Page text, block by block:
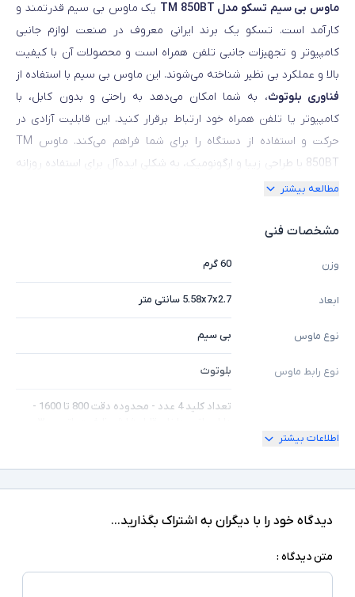
ماوس بی سیم تسکو مدل TM 850BT
یک ماوس بی سیم قدرتمند و
کارآمد است. تسکو یک برند ایرانی معروف در صنعت لوازم جانبی
کامپیوتر و تجهیزات جانبی تلفن همراه است و محصولات آن با کیفیت
بالا و عملکرد بی‌ نظیر شناخته می‌شوند. این ماوس بی سیم با استفاده از
فناوری بلوتوث، به شما امکان می‌دهد به راحتی و بدون کابل، با
کامپیوتر یا تلفن همراه خود ارتباط برقرار کنید. این قابلیت آزادی در
حرکت و استفاده از دستگاه را برای شما فراهم می‌کند. ماوس TM
850BT با طراحی زیبا و ارگونومیک، به شکلی ایده‌آل برای استفاده روزانه
طراحی شده است. طراحی مناسب دست و قرارگیری دکمه‌ها در جایگاه
تر می‌کند. این ماوس با حسگر دقیق و حرکت بی‌درنگ، حساسیت بالا را
است که شما می‌توانید آن‌ها را برنامه‌ ریزی کنید. علاوه بر این، ماوس
TM 850BT دارای باتری قوی است که امکان استفاده طولانی مدت را
بدون نیاز به تعویض باتری فراهم می‌کند. با استفاده از ماوس بی سیم
تسکو مدل TM 850BT، تجربه کار با کامپیوتر و تبلت خود را بهبود
دهید. با حرکات دقیق و صحیح، می‌توانید کارهای روزمره خود را با
سیستم‌عامل‌ها، شما می‌توانید به راحتی این ماوس را با اکثر
مطالعه بیشتر
مشخصات فنی
وزن 60 گرم
ابعاد 5.58x7x2.7 سانتی متر
نوع ماوس بی سیم
نوع رابط ماوس بلوتوث
تعداد کلید 4 عدد - محدوده دقت 800 تا 1600 -
- سازگار با سیستم عامل های
Windows/Mac/iOS/Android - مدت زمان شارژ
اطلاعات بیشتر
دیدگاه خود را با دیگران به اشتراک بگذارید...
متن دیدگاه :